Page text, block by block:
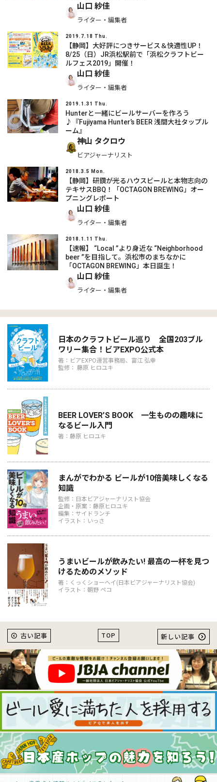
山口 紗佳
ライター・編集者
2019.7.18 Thu.
【静岡】大好評につきサービス＆快適性UP！
8/25（日）JR浜松駅前で「浜松クラフトビー
ルフェス2019」開催！
山口 紗佳
ライター・編集者
2019.1.31 Thu.
Hunterと一緒にビールサーバーを作ろう
♪『Fujiyama Hunter’s BEER 浅間大社タップル
ーム』
神山 タクロウ
ビアジャーナリスト
2018.3.5 Mon.
【静岡】研鑽が光るハウスビールと本物志向の
テキサスBBQ！「OCTAGON BREWING」オー
プニングレポート
山口 紗佳
ライター・編集者
2018.1.11 Thu.
【速報】 “Local ”より身近な “Neighborhood
beer ”を目指して。浜松市のまちなかに
「OCTAGON BREWING」本日誕生！
山口 紗佳
ライター・編集者
日本のクラフトビール巡り 全国203ブル
ワリー集合！ビアEXPO公式本
著：ビアEXPO運営事務局、富江 弘幸
監修： 藤原 ヒロユキ
BEER LOVER’S BOOK 一生ものの趣味に
なるビール入門
著：藤原 ヒロユキ
まんがでわかる ビールが10倍美味しくなる
知識
監修：日本ビアジャーナリスト協会
企画・原案：藤原ヒロユキ
編集：サイドランチ
イラスト：いっさ
うまいビールが飲みたい! 最高の一杯を見つ
けるためのメソッド
著：くっくショーヘイ(日本ビアジャーナリスト協会)
イラスト：朝野 ペコ
TOP
古い記事 新しい記事